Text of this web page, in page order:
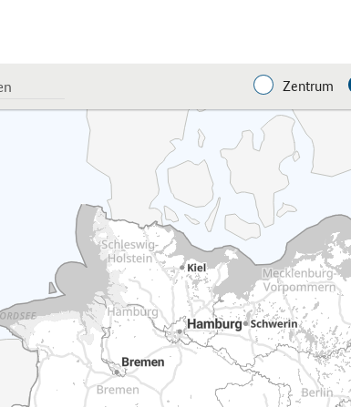
Zentrum